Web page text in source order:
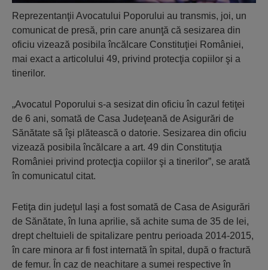
Reprezentanţii Avocatului Poporului au transmis, joi, un
comunicat de presă, prin care anunţă că sesizarea din
oficiu vizează posibila încălcare Constituţiei României,
mai exact a articolului 49, privind protecţia copiilor şi a
tinerilor.
„Avocatul Poporului s-a sesizat din oficiu în cazul fetiţei
de 6 ani, somată de Casa Judeţeană de Asigurări de
Sănătate să îşi plătească o datorie. Sesizarea din oficiu
vizează posibila încălcare a art. 49 din Constituţia
României privind protecţia copiilor şi a tinerilor”, se arată
în comunicatul citat.
Fetiţa din judeţul Iaşi a fost somată de Casa de Asigurări
de Sănătate, în luna aprilie, să achite suma de 35 de lei,
drept cheltuieli de spitalizare pentru perioada 2014-2015,
în care minora ar fi fost internată în spital, după o fractură
de femur. În caz de neachitare a sumei respective în